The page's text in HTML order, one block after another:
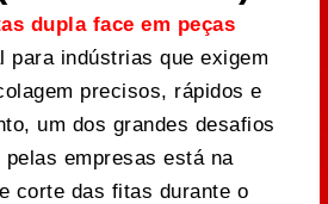
dupla face em peças
para indústrias que exigem
precisos, rápidos e
um dos grandes desafios
pelas empresas está na
corte das fitas durante o